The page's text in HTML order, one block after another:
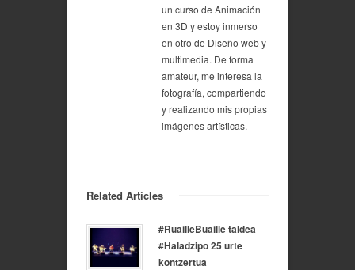
un curso de Animación
en 3D y estoy inmerso
en otro de Diseño web y
multimedia. De forma
amateur, me interesa la
fotografía, compartiendo
y realizando mis propias
imágenes artísticas.
Related Articles
#RuailleBuaille taldea
#Haladzipo 25 urte
kontzertua